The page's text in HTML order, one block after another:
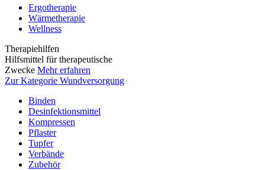
Ergotherapie
Wärmetherapie
Wellness
Therapiehilfen
Hilfsmittel für therapeutische
Zwecke Mehr erfahren
Zur Kategorie Wundversorgung
Binden
Desinfektionsmittel
Kompressen
Pflaster
Tupfer
Verbände
Zubehör